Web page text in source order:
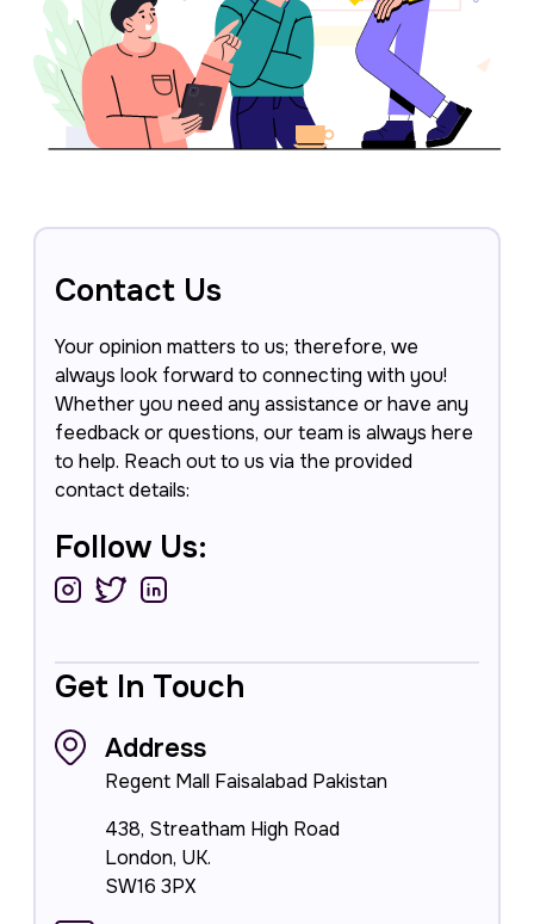
Contact Us
Your opinion matters to us; therefore, we
always look forward to connecting with you!
Whether you need any assistance or have any
feedback or questions, our team is always here
to help. Reach out to us via the provided
contact details:
Follow Us:
Get In Touch
Address
Regent Mall Faisalabad Pakistan
438, Streatham High Road
London, UK.
SW16 3PX